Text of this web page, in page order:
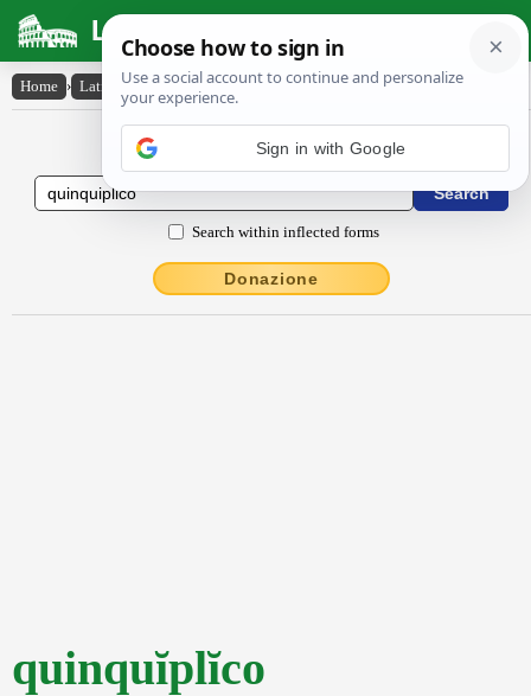
Latin Dictionary
Home › Latin-English › quinquĭplĭco
Latin to English Dictionary
Search within inflected forms
Donazione
quinquĭplĭco